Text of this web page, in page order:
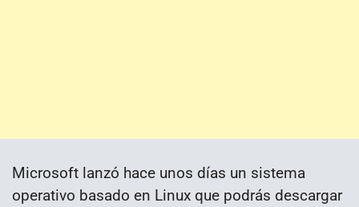
Microsoft lanzó hace unos días un sistema
operativo basado en Linux que podrás descargar